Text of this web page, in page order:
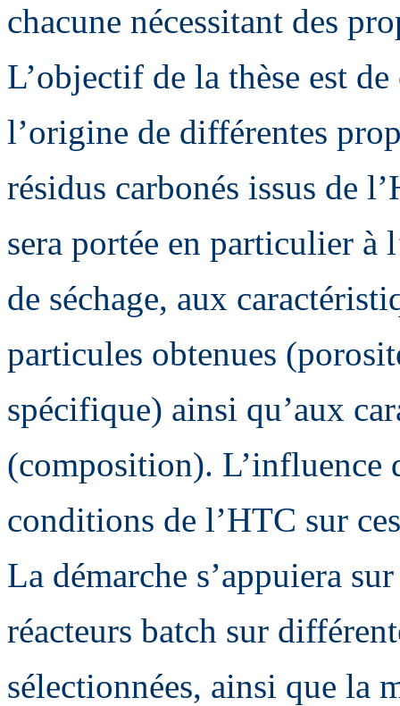
chacune nécessitant des
L’objectif de la thèse est
l’origine de différentes
résidus carbonés issus de
sera portée en particulier à
de séchage, aux
particules obtenues
spécifique) ainsi qu’aux
(composition). L’influence
conditions de l’HTC sur
La démarche s’appuiera
réacteurs batch sur
sélectionnées, ainsi que la